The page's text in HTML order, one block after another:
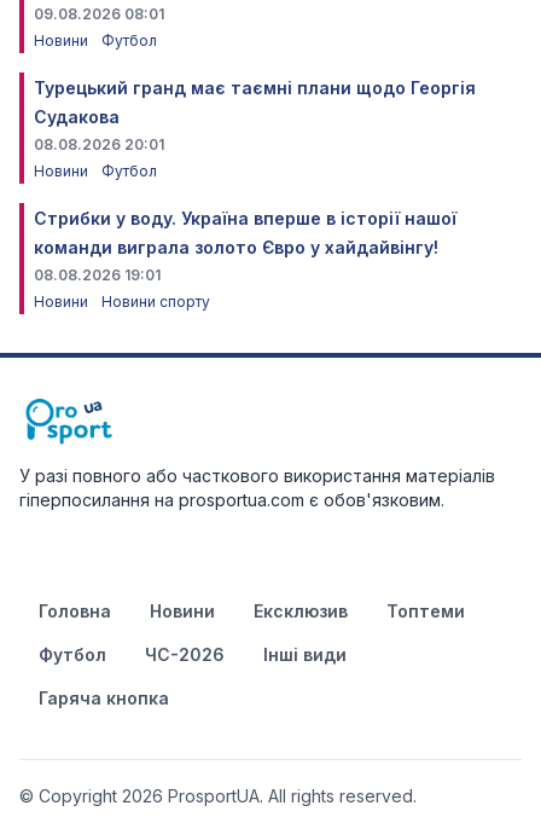
09.08.2026 08:01
Новини
Футбол
Турецький гранд має таємні плани щодо Георгія
Судакова
08.08.2026 20:01
Новини
Футбол
Стрибки у воду. Україна вперше в історії нашої
команди виграла золото Євро у хайдайвінгу!
08.08.2026 19:01
Новини
Новини спорту
У разі повного або часткового використання матеріалів
гіперпосилання на prosportua.com є обов'язковим.
Головна Новини Ексклюзив Топтеми
Футбол ЧС-2026 Інші види
Гаряча кнопка
© Copyright 2026 ProsportUA. All rights reserved.